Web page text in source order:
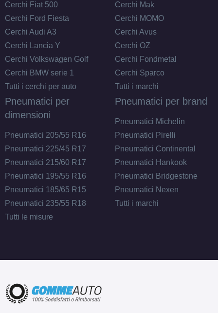
Cerchi Fiat 500
Cerchi Ford Fiesta
Cerchi Audi A3
Cerchi Lancia Y
Cerchi Volkswagen Golf
Cerchi BMW serie 1
Tutti i cerchi per auto
Cerchi Mak
Cerchi MOMO
Cerchi Avus
Cerchi OZ
Cerchi Fondmetal
Cerchi Sparco
Tutti i marchi
Pneumatici per
dimensioni
Pneumatici 205/55 R16
Pneumatici 225/45 R17
Pneumatici 215/60 R17
Pneumatici 195/55 R16
Pneumatici 185/65 R15
Pneumatici 235/55 R18
Tutti le misure
Pneumatici per brand
Pneumatici Michelin
Pneumatici Pirelli
Pneumatici Continental
Pneumatici Hankook
Pneumatici Bridgestone
Pneumatici Nexen
Tutti i marchi